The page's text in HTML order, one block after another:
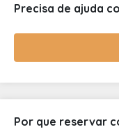
Precisa de ajuda
Por que reservar